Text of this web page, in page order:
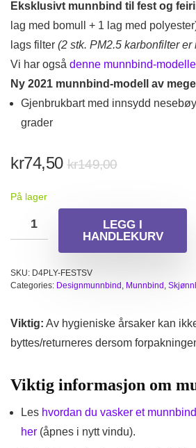
Eksklusivt munnbind til fest og
lag med bomull + 1 lag med
lags filter (2 stk. PM2.5 karbonfilter er
Vi har også denne munnbind-
Ny 2021 munnbind-modell av
Gjenbrukbart med innsydd
grader
kr149,00Opprinnelig
kr149,00.
kr74,50
Nåværende
kr74,50.
På lager
LEGG I
HANDLEKURV
SKU: D4PLY-FESTSV
Categories: Designmunnbind , Munnbind ,
Viktig: Av hygieniske årsaker kan
byttes/returneres dersom
Viktig informasjon om
Les hvordan du vasker et
her (åpnes i nytt vindu).